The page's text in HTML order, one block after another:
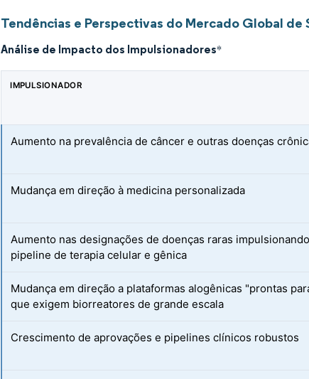
Tendências e Perspectivas do Mercado Global
Análise de Impacto dos Impulsionadores*
IMPULSIONADOR
Aumento na prevalência de câncer e outras doenças
Mudança em direção à medicina personalizada
Aumento nas designações de doenças raras
pipeline de terapia celular e gênica
Mudança em direção a plataformas alogênicas "prontas
que exigem biorreatores de grande escala
Crescimento de aprovações e pipelines clínicos robustos